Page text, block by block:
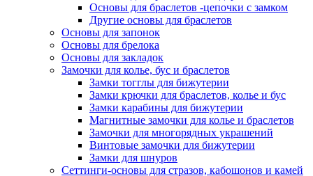
Основы для браслетов -цепочки с замком
Другие основы для браслетов
Основы для запонок
Основы для брелока
Основы для закладок
Замочки для колье, бус и браслетов
Замки тогглы для бижутерии
Замки крючки для браслетов, колье и бус
Замки карабины для бижутерии
Магнитные замочки для колье и браслетов
Замочки для многорядных украшений
Винтовые замочки для бижутерии
Замки для шнуров
Сеттинги-основы для стразов, кабошонов и камей